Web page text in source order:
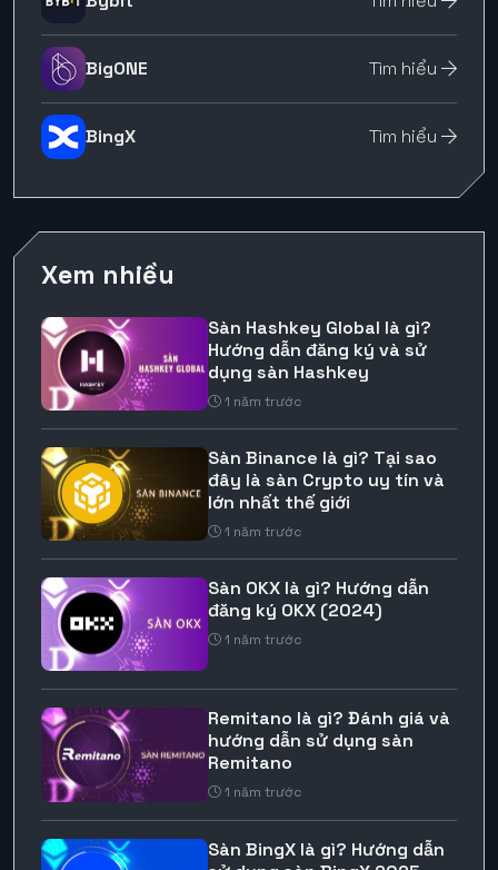
BigONE Tìm hiểu
BingX Tìm hiểu
Xem nhiều
Sàn Hashkey Global là gì?
Hướng dẫn đăng ký và sử
dụng sàn Hashkey
1 năm trước
Sàn Binance là gì? Tại sao
đây là sàn Crypto uy tín và
lớn nhất thế giới
1 năm trước
Sàn OKX là gì? Hướng dẫn
đăng ký OKX (2024)
1 năm trước
Remitano là gì? Đánh giá và
hướng dẫn sử dụng sàn
Remitano
1 năm trước
Sàn BingX là gì? Hướng dẫn